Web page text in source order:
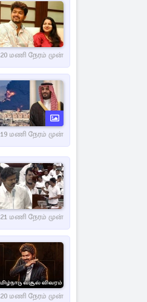
20 மணி நேரம் முன்
19 மணி நேரம் முன்
21 மணி நேரம் முன்
20 மணி நேரம் முன்